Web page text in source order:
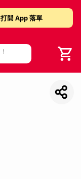
打開 App 落單